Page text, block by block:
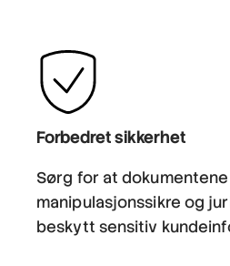
Forbedret sikkerhet
Sørg for at
manipulasjonssikre og
beskytt sensitiv